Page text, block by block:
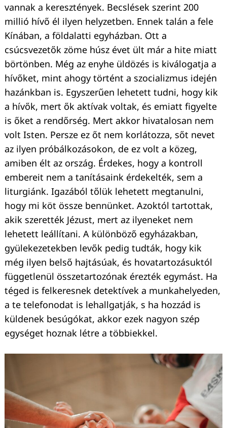
vannak a keresztények. Becslések szerint 200
millió hívő él ilyen helyzetben. Ennek talán a fele
Kínában, a földalatti egyházban. Ott a
csúcsvezetők zöme húsz évet ült már a hite miatt
börtönben. Még az enyhe üldözés is kiválogatja a
hívőket, mint ahogy történt a szocializmus idején
hazánkban is. Egyszerűen lehetett tudni, hogy kik
a hívők, mert ők aktívak voltak, és emiatt figyelte
is őket a rendőrség. Mert akkor hivatalosan nem
volt Isten. Persze ez őt nem korlátozza, sőt nevet
az ilyen próbálkozásokon, de ez volt a közeg,
amiben élt az ország. Érdekes, hogy a kontroll
embereit nem a tanításaink érdekelték, sem a
liturgiánk. Igazából tőlük lehetett megtanulni,
hogy mi köt össze bennünket. Azoktól tartottak,
akik szerették Jézust, mert az ilyeneket nem
lehetett leállítani. A különböző egyházakban,
gyülekezetekben levők pedig tudták, hogy kik
még ilyen belső hajtásúak, és hovatartozásuktól
függetlenül összetartozónak érezték egymást. Ha
téged is felkeresnek detektívek a munkahelyeden,
a te telefonodat is lehallgatják, s ha hozzád is
küldenek besúgókat, akkor ezek nagyon szép
egységet hoznak létre a többiekkel.